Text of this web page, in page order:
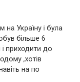
Україну і була
більше 6
і приходити до
,хотів
на по